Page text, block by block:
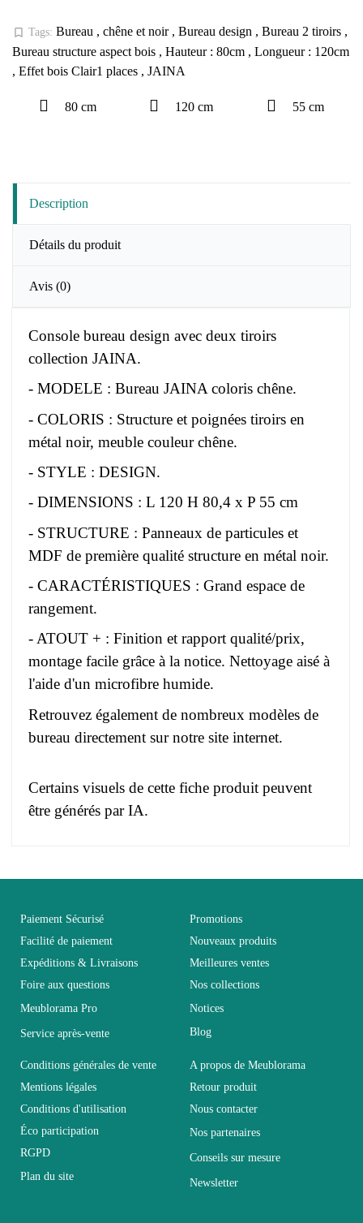
bookmark_border Tags: Bureau , chêne et noir , Bureau design , Bureau 2 tiroirs ,
Bureau structure aspect bois , Hauteur : 80cm , Longueur : 120cm
, Effet bois Clair1 places , JAINA
80 cm 120 cm 55 cm
Description
Détails du produit
Avis (0)
Console bureau design avec deux tiroirs
collection JAINA.
- MODELE : Bureau JAINA coloris chêne.
- COLORIS : Structure et poignées tiroirs en
métal noir, meuble couleur chêne.
- STYLE : DESIGN.
- DIMENSIONS : L 120 H 80,4 x P 55 cm
- STRUCTURE : Panneaux de particules et
MDF de première qualité structure en métal noir.
- CARACTÉRISTIQUES : Grand espace de
rangement.
- ATOUT + : Finition et rapport qualité/prix,
montage facile grâce à la notice. Nettoyage aisé à
l'aide d'un microfibre humide.
Retrouvez également de nombreux modèles de
bureau directement sur notre site internet.
Certains visuels de cette fiche produit peuvent
être générés par IA.
Age Adulte et Enfant
Collection JAINA
Coloris Marron - Bois
Dimensions L120xH80xP55
Electrique Non électrique
Non Empilable
Vous devez vous connecter pour laisser un avis
Paiement Sécurisé
Facilité de paiement
Expéditions & Livraisons
Foire aux questions
Meublorama Pro
Service après-vente
Promotions
Nouveaux produits
Meilleures ventes
Nos collections
Notices
Blog
Conditions générales de vente
Mentions légales
Conditions d'utilisation
Éco participation
RGPD
Plan du site
A propos de Meublorama
Retour produit
Nous contacter
Nos partenaires
Conseils sur mesure
Newsletter